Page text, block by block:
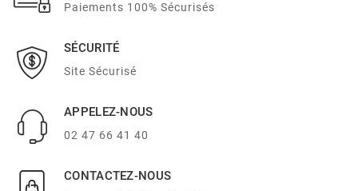
Paiements 100% Sécurisés
SÉCURITÉ
Site Sécurisé
APPELEZ-NOUS
02 47 66 41 40
CONTACTEZ-NOUS